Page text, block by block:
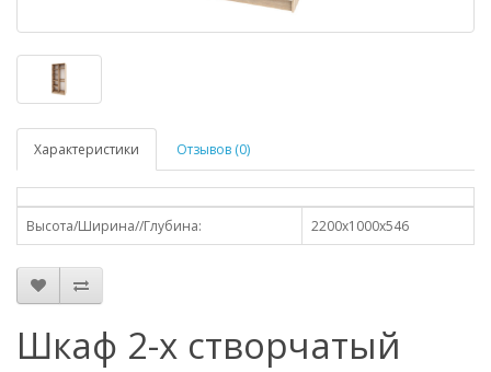
Характеристики Отзывов (0)
Высота/Ширина//Глубина: 2200х1000х546
Шкаф 2-х створчатый